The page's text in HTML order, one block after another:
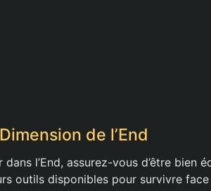
de l’End
l’End, assurez-vous d’être bien
outils disponibles pour survivre